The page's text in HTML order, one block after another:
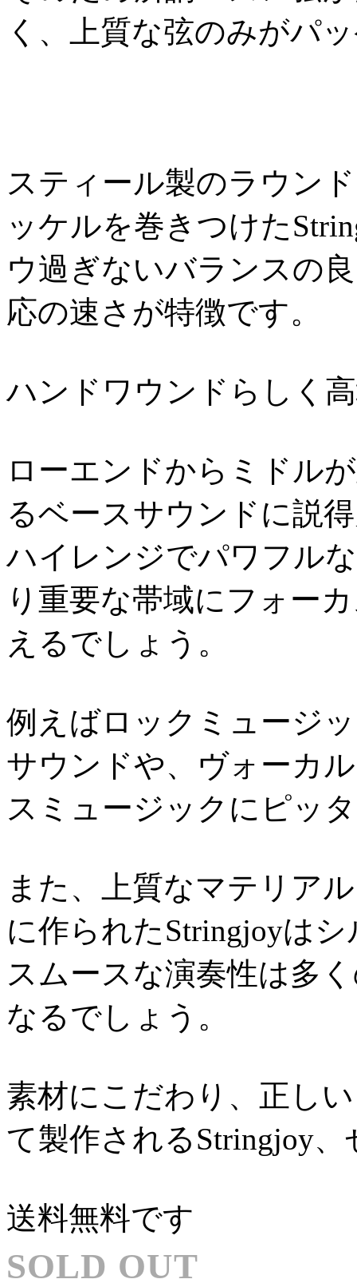
く、上質な弦のみがパ
スティール製のラウン
ッケルを巻きつけた
ウ過ぎないバランスの
応の速さが特徴です。
ハンドワウンドらしく
ローエンドからミドル
るベースサウンドに説
ハイレンジでパワフル
り重要な帯域にフォー
えるでしょう。
例えばロックミュージ
サウンドや、ヴォーカ
スミュージックにピッ
また、上質なマテリア
に作られたStringjoyは
スムースな演奏性は多
なるでしょう。
素材にこだわり、正し
て製作されるStringjoy
送料無料です
SOLD OUT